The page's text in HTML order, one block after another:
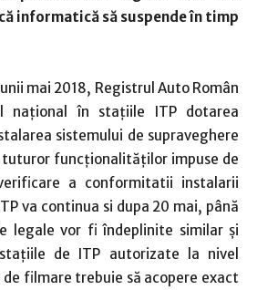
informatică să suspende în timp
mai 2018, Registrul Auto Român
național în stațiile ITP dotarea
sistemului de supraveghere
tuturor funcţionalităţilor impuse de
a conformitatii instalarii
va continua si dupa 20 mai, până
legale vor fi îndeplinite similar şi
de ITP autorizate la nivel
filmare trebuie să acopere exact